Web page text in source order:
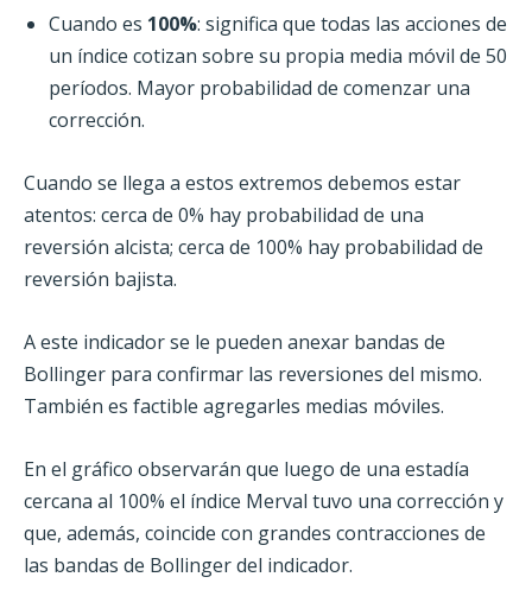
Cuando es 100%: significa que todas las acciones de
un índice cotizan sobre su propia media móvil de 50
períodos. Mayor probabilidad de comenzar una
corrección.
Cuando se llega a estos extremos debemos estar
atentos: cerca de 0% hay probabilidad de una
reversión alcista; cerca de 100% hay probabilidad de
reversión bajista.
A este indicador se le pueden anexar bandas de
Bollinger para confirmar las reversiones del mismo.
También es factible agregarles medias móviles.
En el gráfico observarán que luego de una estadía
cercana al 100% el índice Merval tuvo una corrección y
que, además, coincide con grandes contracciones de
las bandas de Bollinger del indicador.